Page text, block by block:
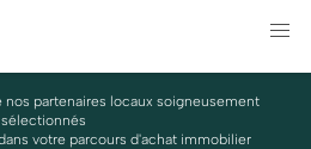
nos partenaires locaux soigneusement
sélectionnés
votre parcours d'achat immobilier